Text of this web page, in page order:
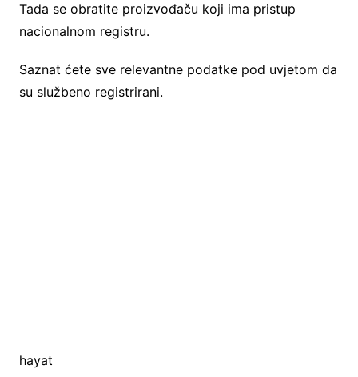
Tada se obratite proizvođaču koji ima pristup
nacionalnom registru.
Saznat ćete sve relevantne podatke pod uvjetom da
su službeno registrirani.
hayat